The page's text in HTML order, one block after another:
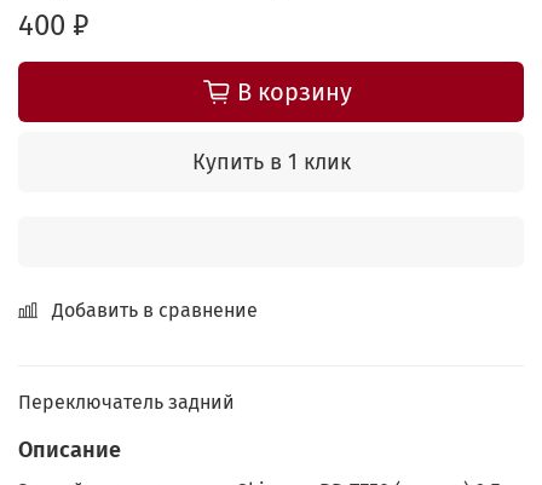
400 ₽
В корзину
Купить в 1 клик
Добавить в сравнение
Переключатель задний
Описание